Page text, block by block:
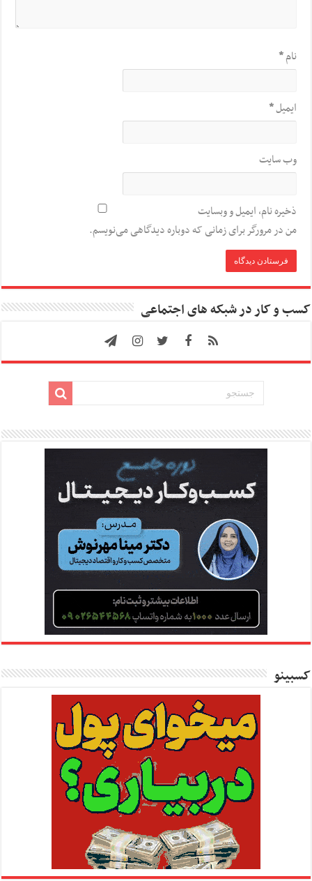
نام*
ایمیل*
وب‌ سایت
ذخیره نام، ایمیل و وبسایت
من در مرورگر برای زمانی که دوباره دیدگاهی می‌نویسم.
کسب و کار در شبکه های اجتماعی
کسبینو